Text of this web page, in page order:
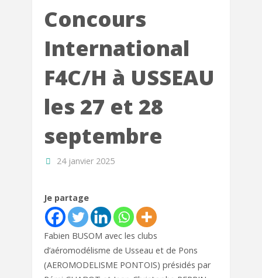
Concours
International
F4C/H à USSEAU
les 27 et 28
septembre
24 janvier 2025
Je partage
Fabien BUSOM avec les clubs
d’aéromodélisme de Usseau et de Pons
(AEROMODELISME PONTOIS) présidés par